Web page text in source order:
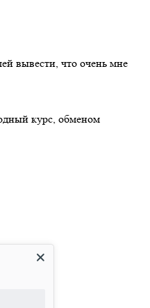
вывести, что очень мне
курс, обменом